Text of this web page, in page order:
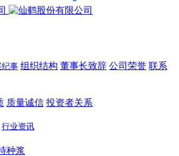
纪事 组织结构 董事长致辞 公司荣誉 联系
质量诚信 投资者关系
行业资讯
种浆